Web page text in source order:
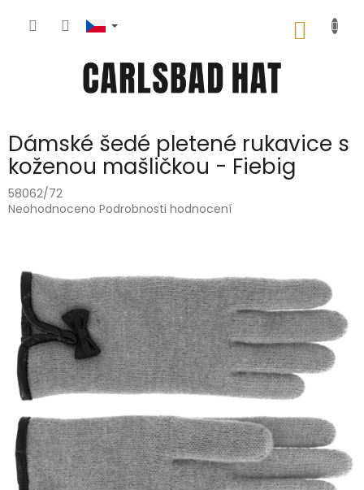
Dámské šedé pletené rukavice s
koženou mašličkou - Fiebig
58062/72
Průměrné
0,0
hvězdiček.
Neohodnoceno Podrobnosti hodnocení